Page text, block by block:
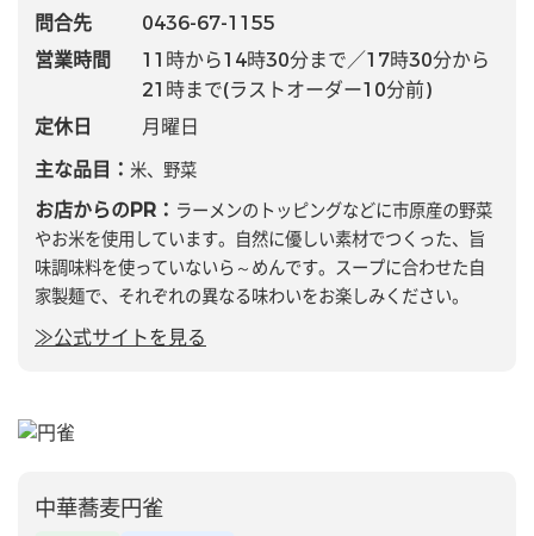
問合先
0436-67-1155
営業時間
11時から14時30分まで／17時30分から
21時まで(ラストオーダー10分前)
定休日
月曜日
主な品目： 米、野菜
お店からのPR： ラーメンのトッピングなどに市原産の野菜
やお米を使用しています。自然に優しい素材でつくった、旨
味調味料を使っていないら～めんです。スープに合わせた自
家製麺で、それぞれの異なる味わいをお楽しみください。
≫公式サイトを見る
中華蕎麦円雀